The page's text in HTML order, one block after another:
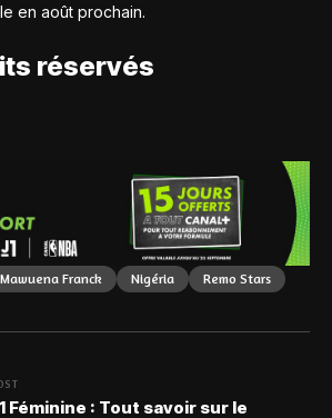
en août prochain.
réservés
Mawuena Franck Nigéria Remo Stars
Féminine : Tout savoir sur le